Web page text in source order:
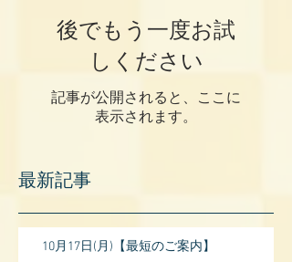
後でもう一度お試
しください
記事が公開されると、ここに
表示されます。
最新記事
10月17日(月)【最短のご案内】